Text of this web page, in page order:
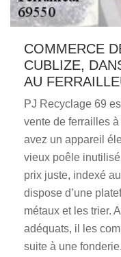
COMMERCE
CUBLIZE,
AU
PJ Recyclage 69
vente de ferrailles
avez un appareil
vieux poêle
prix juste, indexé
dispose d’une
métaux et les trier.
adéquats, il les
suite à une